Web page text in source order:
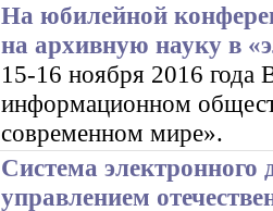
На юбилейной
на архивную науку в
15-16 ноября 2016
информационном
современном мире».
Система
управлением